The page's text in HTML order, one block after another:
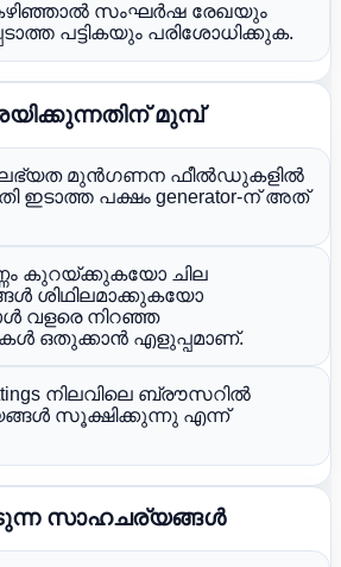
സംഘർഷ രേഖയും
പട്ടികയും പരിശോധിക്കുക.
മുമ്പ്
മുൻഗണന ഫീൽഡുകളിൽ
ഇടാത്ത പക്ഷം generator-ന് അത്
കുറയ്ക്കുകയോ ചില
ശിഥിലമാക്കുകയോ
വളരെ നിറഞ്ഞ
ഒതുക്കാൻ എളുപ്പമാണ്.
നിലവിലെ ബ്രൗസറിൽ
സൂക്ഷിക്കുന്നു എന്ന്
സാഹചര്യങ്ങൾ